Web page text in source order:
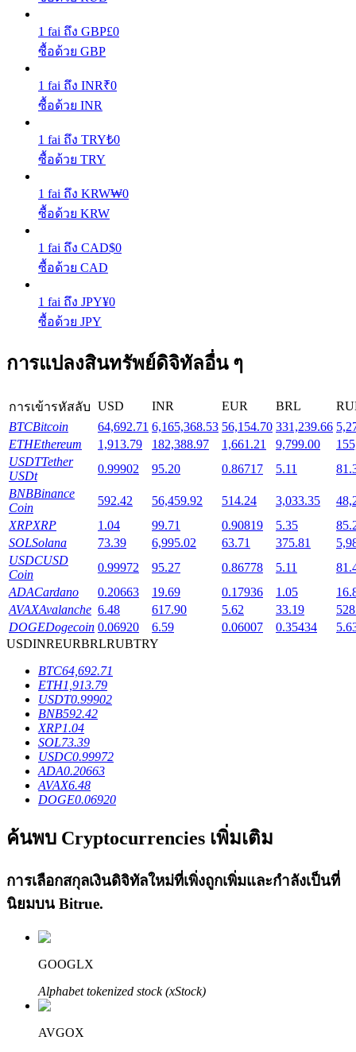
รับรางวัลการแข่งขันทุกวัน
การปักหลัก
Launchpool
การเซ้งแบบยืดหยุ่นเพื่อรับโทเคนยอดนิยม
การล็อค BTR
การลงทุนพิเศษสำหรับผู้ถือ BTR
เงินกู้
บริการยืมเงินที่ได้รับการสนับสนุนจาก Crypto
ลงทุนอัตโนมัติ
คว้าผลกำไรระยะยาวและผลประโยชน์ที่ยืดหยุ่น
1 fai ถึง GBP£0
ซื้อด้วย GBP
1 fai ถึง INR₹0
ซื้อด้วย INR
1 fai ถึง TRY₺0
ซื้อด้วย TRY
1 fai ถึง KRW₩0
ซื้อด้วย KRW
1 fai ถึง CAD$0
ซื้อด้วย CAD
1 fai ถึง JPY¥0
ซื้อด้วย JPY
การแปลงสินทรัพย์ดิจิทัลอื่น ๆ
การเข้ารหัสลับ USD INR EUR BRL
BTCBitcoin 64,692.71 6,165,368.53 56,154.70 331,239.66
ETHEthereum 1,913.79 182,388.97 1,661.21 9,799.00
USDTTether
USDt
0.99902 95.20 0.86717 5.11
BNBBinance
Coin
592.42 56,459.92 514.24 3,033.35
XRPXRP 1.04 99.71 0.90819 5.35
SOLSolana 73.39 6,995.02 63.71 375.81
USDCUSD
Coin
0.99972 95.27 0.86778 5.11
ADACardano 0.20663 19.69 0.17936 1.05
AVAXAvalanche 6.48 617.90 5.62 33.19
DOGEDogecoin 0.06920 6.59 0.06007 0.35434
USDINREURBRLRUBTRY
BTC64,692.71
ETH1,913.79
USDT0.99902
BNB592.42
XRP1.04
SOL73.39
USDC0.99972
ADA0.20663
AVAX6.48
DOGE0.06920
ค้นพบ Cryptocurrencies เพิ่มเติม
การเลือกสกุลเงินดิจิทัลใหม่ที่เพิ่งถูกเพิ่มและกำลังเป็นที่
นิยมบน Bitrue.
GOOGLX
Alphabet tokenized stock (xStock)
AVGOX